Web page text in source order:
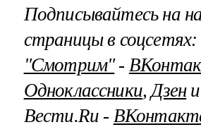
Подписывайтесь на
страницы в соцсетях:
"Смотрим"‐
Одноклассники, Дзени
Вести.Ru ‐